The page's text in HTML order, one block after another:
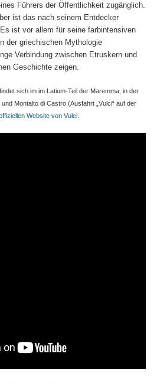
Führers der Öffentlichkeit zugänglich.
ist das nach seinem Entdecker
Es ist vor allem für seine farbintensiven
der griechischen Mythologie
Verbindung zwischen Etruskern und
Geschichte zeigen.
sich im im Latium-Teil der Maremma, in der
Montalto di Castro (Ausfahrt „Vulci“ auf der
Website von Vulci.